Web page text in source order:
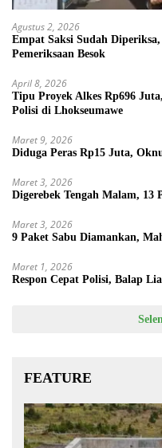
Agustus 2, 2026
Empat Saksi Sudah
Pemeriksaan Besok
April 8, 2026
Tipu Proyek Alkes Rp696
Polisi di Lhokseumawe
Maret 9, 2026
Diduga Peras Rp15 Juta,
Maret 3, 2026
Digerebek Tengah Malam, 13
Maret 3, 2026
9 Paket Sabu Diamankan,
Maret 1, 2026
Respon Cepat Polisi, Balap
FEATURE